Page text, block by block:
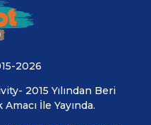
2026
2015 Yılından Beri
Amacı İle Yayında.